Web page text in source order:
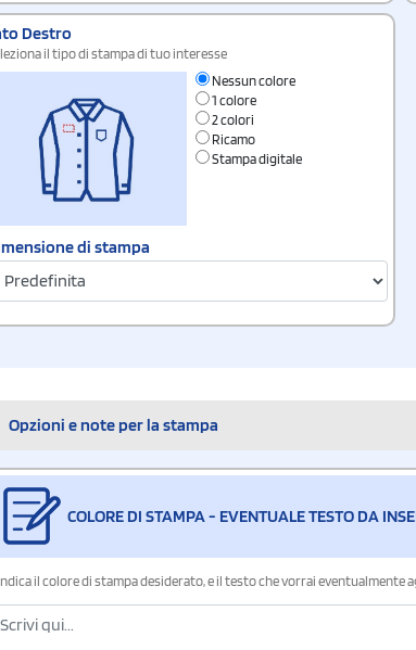
Destro
il tipo di stampa di tuo interesse
Nessun colore
1 colore
2 colori
Ricamo
Stampa digitale
di stampa
Opzioni e note per la stampa
COLORE DI STAMPA - EVENTUALE TESTO DA
il colore di stampa desiderato, e il testo che vorrai eventualmente